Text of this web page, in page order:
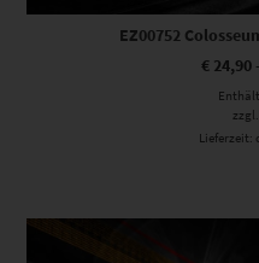
EZ00752
€24,90
zzgl.
Lieferzeit: